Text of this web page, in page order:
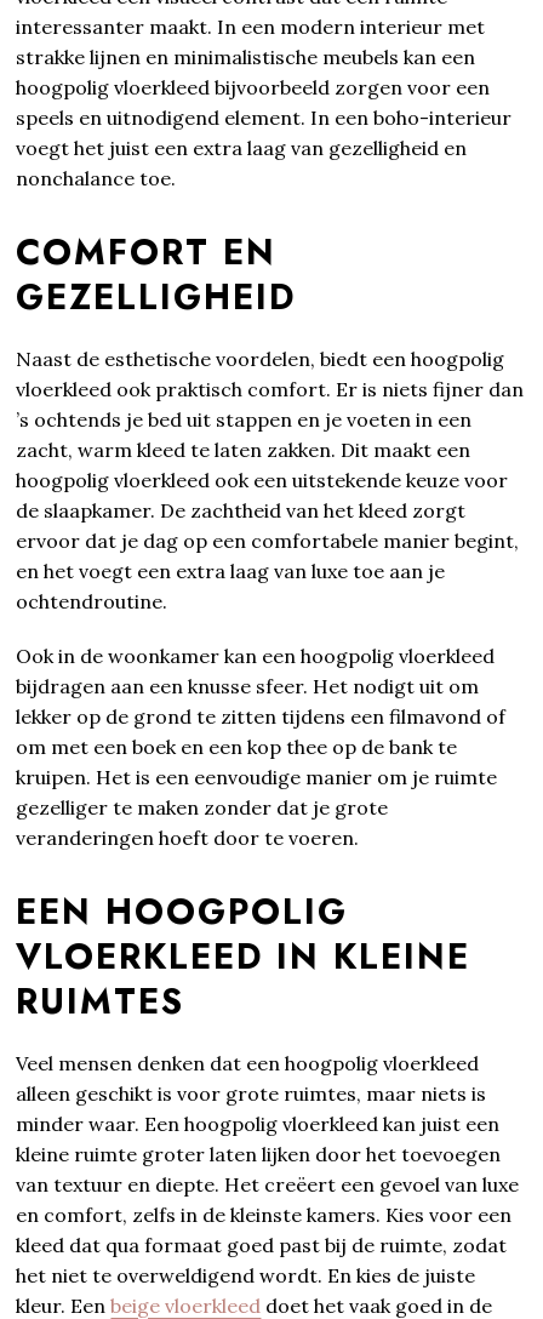
interessanter maakt. In een modern interieur met
strakke lijnen en minimalistische meubels kan een
hoogpolig vloerkleed bijvoorbeeld zorgen voor een
speels en uitnodigend element. In een boho-interieur
voegt het juist een extra laag van gezelligheid en
nonchalance toe.
COMFORT EN
GEZELLIGHEID
Naast de esthetische voordelen, biedt een hoogpolig
vloerkleed ook praktisch comfort. Er is niets fijner dan
’s ochtends je bed uit stappen en je voeten in een
zacht, warm kleed te laten zakken. Dit maakt een
hoogpolig vloerkleed ook een uitstekende keuze voor
de slaapkamer. De zachtheid van het kleed zorgt
ervoor dat je dag op een comfortabele manier begint,
en het voegt een extra laag van luxe toe aan je
ochtendroutine.
Ook in de woonkamer kan een hoogpolig vloerkleed
bijdragen aan een knusse sfeer. Het nodigt uit om
lekker op de grond te zitten tijdens een filmavond of
om met een boek en een kop thee op de bank te
kruipen. Het is een eenvoudige manier om je ruimte
gezelliger te maken zonder dat je grote
veranderingen hoeft door te voeren.
EEN HOOGPOLIG
VLOERKLEED IN KLEINE
RUIMTES
Veel mensen denken dat een hoogpolig vloerkleed
alleen geschikt is voor grote ruimtes, maar niets is
minder waar. Een hoogpolig vloerkleed kan juist een
kleine ruimte groter laten lijken door het toevoegen
van textuur en diepte. Het creëert een gevoel van luxe
en comfort, zelfs in de kleinste kamers. Kies voor een
kleed dat qua formaat goed past bij de ruimte, zodat
het niet te overweldigend wordt. En kies de juiste
kleur. Eenbeige vloerkleed doet het vaak goed in de